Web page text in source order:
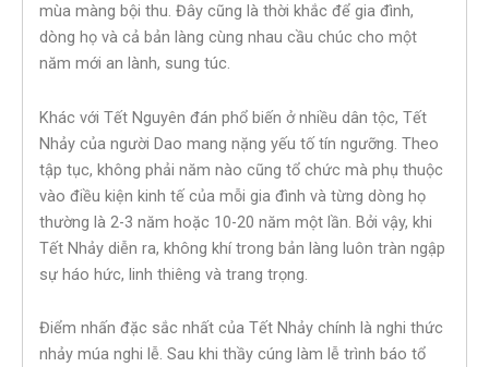
mùa màng bội thu. Đây cũng là thời khắc để gia đình,
dòng họ và cả bản làng cùng nhau cầu chúc cho một
năm mới an lành, sung túc.
Khác với Tết Nguyên đán phổ biến ở nhiều dân tộc, Tết
Nhảy của người Dao mang nặng yếu tố tín ngưỡng. Theo
tập tục, không phải năm nào cũng tổ chức mà phụ thuộc
vào điều kiện kinh tế của mỗi gia đình và từng dòng họ
thường là 2-3 năm hoặc 10-20 năm một lần. Bởi vậy, khi
Tết Nhảy diễn ra, không khí trong bản làng luôn tràn ngập
sự háo hức, linh thiêng và trang trọng.
Điểm nhấn đặc sắc nhất của Tết Nhảy chính là nghi thức
nhảy múa nghi lễ. Sau khi thầy cúng làm lễ trình báo tổ